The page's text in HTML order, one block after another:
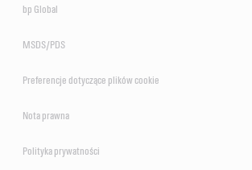
bp Global
MSDS/PDS
Preferencje dotyczące plików cookie
Nota prawna
Polityka prywatności